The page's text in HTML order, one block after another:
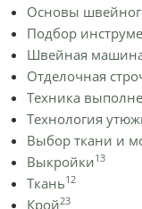
Основы
Подбор
Швейная
Отделочная
Техника
Технология
Выбор ткани и
Выкройки13
Ткань12
Крой23